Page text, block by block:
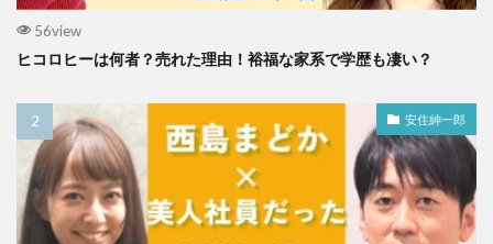
56view
ヒコロヒーは何者？売れた理由！裕福な家系で学歴も凄い？
安住紳一郎